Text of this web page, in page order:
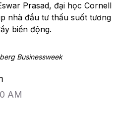
Prasad, đại học Cornell
nhà đầu tư thấu suốt tương
biến động.
Businessweek
AM